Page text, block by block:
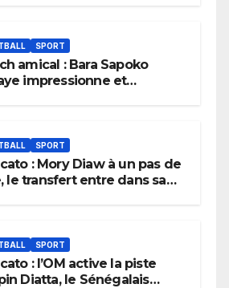
SPORT
amical : Bara Sapoko
impressionne et
SPORT
: Mory Diaw à un pas de
le transfert entre dans sa
SPORT
: l’OM active la piste
Diatta, le Sénégalais